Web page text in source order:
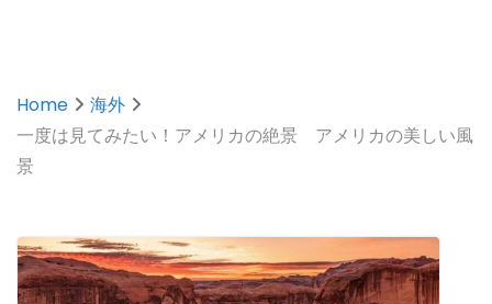
Home
海外
一度は見てみたい！アメリカの絶景 アメリカの美しい風
景